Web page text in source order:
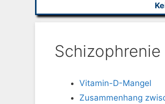
Vitamin-D-Mangel
Zusammenhang